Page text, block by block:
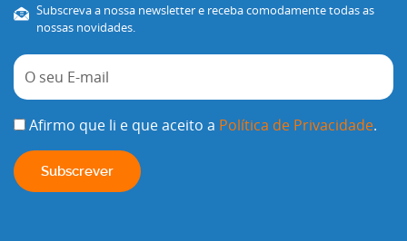
Subscreva a nossa newsletter e receba comodamente todas as
nossas novidades.
Afirmo que li e que aceito a Política de Privacidade.